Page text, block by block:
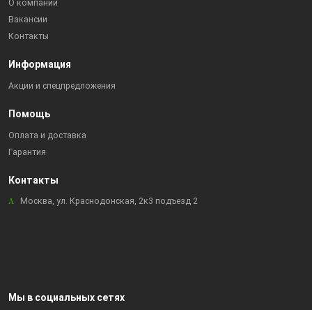
О компании
Вакансии
Контакты
Информация
Акции и спецпредложения
Помощь
Оплата и доставка
Гарантия
Контакты
Москва, ул. Краснодонская, 2к3 подъезд 2
Мы в социальных сетях